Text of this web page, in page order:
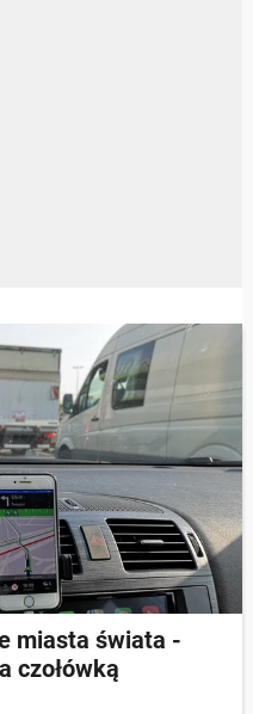
miasta świata -
czołówką